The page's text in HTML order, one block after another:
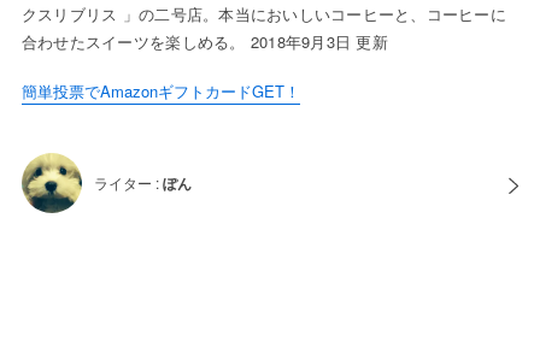
クスリブリス 」の二号店。本当においしいコーヒーと、コーヒーに
合わせたスイーツを楽しめる。 2018年9月3日 更新
簡単投票でAmazonギフトカードGET！
ライター :ぽん